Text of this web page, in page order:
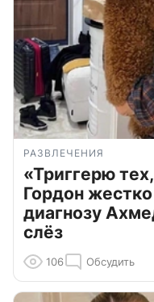
РАЗВЛЕЧЕНИЯ
«Триггерю
Гордон
диагнозу
слёз
106 Обсудить